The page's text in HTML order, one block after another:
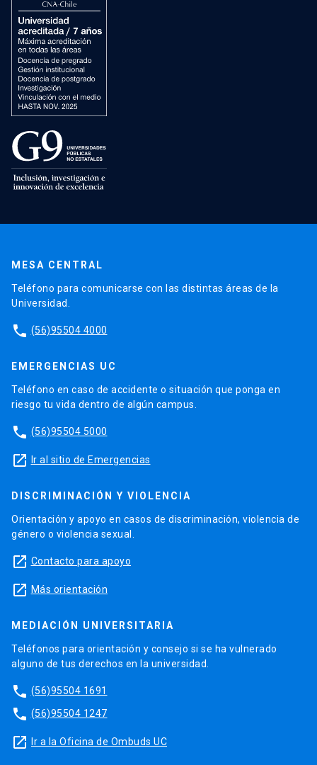
MESA CENTRAL
Teléfono para comunicarse con las distintas áreas de la
Universidad.
phone (56)95504 4000
EMERGENCIAS UC
Teléfono en caso de accidente o situación que ponga en
riesgo tu vida dentro de algún campus.
phone (56)95504 5000
launch Ir al sitio de Emergencias
DISCRIMINACIÓN Y VIOLENCIA
Orientación y apoyo en casos de discriminación, violencia de
género o violencia sexual.
launch Contacto para apoyo
launch Más orientación
MEDIACIÓN UNIVERSITARIA
Teléfonos para orientación y consejo si se ha vulnerado
alguno de tus derechos en la universidad.
phone (56)95504 1691
phone (56)95504 1247
launch Ir a la Oficina de Ombuds UC